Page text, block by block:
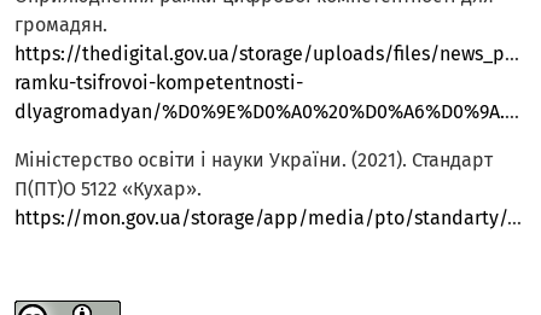
громадян.
https://thedigital.gov.ua/storage/uploads/files/
ramku-tsifrovoi-kompetentnosti-
dlyagromadyan/%D0%9E%D0%A0%20%D0%A6%D0%9A.pdf
Міністерство освіти і науки України. (2021). Стандарт
П(ПТ)О 5122 «Кухар».
https://mon.gov.ua/storage/app/media/pto/standarty/2021/11/18/StandartKukhar.18.11pdf